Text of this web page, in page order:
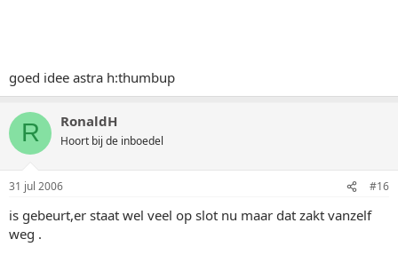
goed idee astra h:thumbup
R RonaldH
Hoort bij de inboedel
31 jul 2006 #16
is gebeurt,er staat wel veel op slot nu maar dat zakt vanzelf
weg .